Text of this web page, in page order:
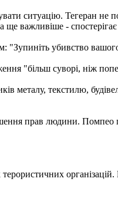
ситуацію. Тегеран не
ще важливіше -
"Зупиніть убивство
"більш суворі, ніж
металу, текстилю,
прав людини.
організацій.